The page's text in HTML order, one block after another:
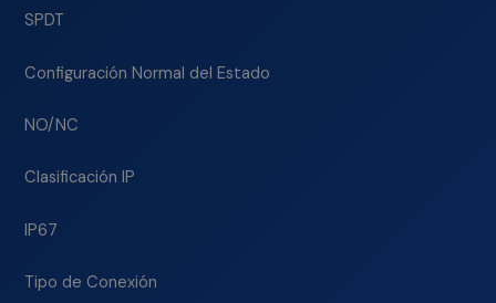
SPDT
Configuración Normal del Estado
NO/NC
Clasificación IP
IP67
Tipo de Conexión